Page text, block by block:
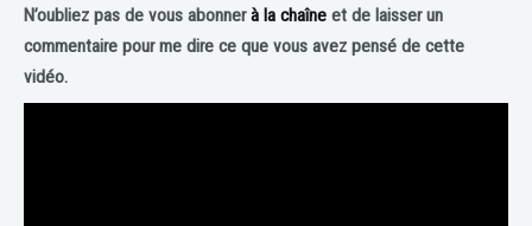
N’oubliez pas de vous abonnerà la chaîne et de laisser un
commentaire pour me dire ce que vous avez pensé de cette
vidéo.